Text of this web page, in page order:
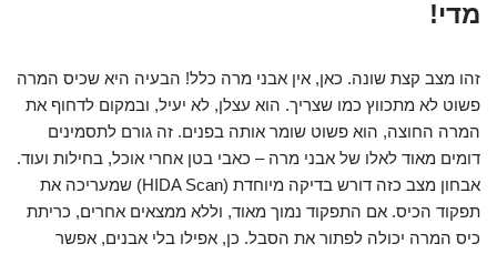
מדי!
זהו מצב קצת שונה. כאן, אין אבני מרה כלל! הבעיה היא שכיס המרה
פשוט לא מתכווץ כמו שצריך. הוא עצלן, לא יעיל, ובמקום לדחוף את
המרה החוצה, הוא פשוט שומר אותה בפנים. זה גורם לתסמינים
דומים מאוד לאלו של אבני מרה – כאבי בטן אחרי אוכל, בחילות ועוד.
אבחון מצב כזה דורש בדיקה מיוחדת (HIDA Scan) שמעריכה את
תפקוד הכיס. אם התפקוד נמוך מאוד, וללא ממצאים אחרים, כריתת
כיס המרה יכולה לפתור את הסבל. כן, אפילו בלי אבנים, אפשר